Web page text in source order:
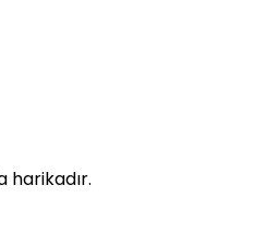
harikadır.